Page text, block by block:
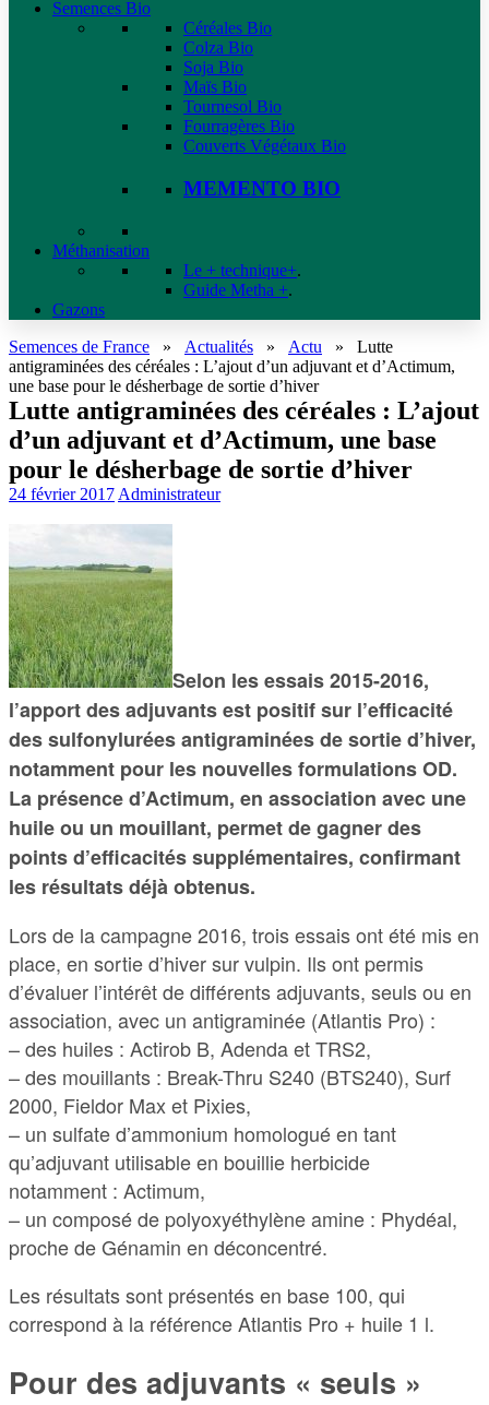
Semences Bio
Céréales Bio
Colza Bio
Soja Bio
Maïs Bio
Tournesol Bio
Fourragères Bio
Couverts Végétaux Bio
MEMENTO BIO
Méthanisation
Le + technique+.
Guide Metha +.
Gazons
Semences de France » Actualités » Actu » Lutte
antigraminées des céréales : L’ajout d’un adjuvant et d’Actimum,
une base pour le désherbage de sortie d’hiver
Lutte antigraminées des céréales : L’ajout
d’un adjuvant et d’Actimum, une base
pour le désherbage de sortie d’hiver
24 février 2017 Administrateur
Selon les essais 2015-2016,
l’apport des adjuvants est positif sur l’efficacité
des sulfonylurées antigraminées de sortie d’hiver,
notamment pour les nouvelles formulations OD.
La présence d’Actimum, en association avec une
huile ou un mouillant, permet de gagner des
points d’efficacités supplémentaires, confirmant
les résultats déjà obtenus.
Lors de la campagne 2016, trois essais ont été mis en
place, en sortie d’hiver sur vulpin. Ils ont permis
d’évaluer l’intérêt de différents adjuvants, seuls ou en
association, avec un antigraminée (Atlantis Pro) :
– des huiles : Actirob B, Adenda et TRS2,
– des mouillants : Break-Thru S240 (BTS240), Surf
2000, Fieldor Max et Pixies,
– un sulfate d’ammonium homologué en tant
qu’adjuvant utilisable en bouillie herbicide
notamment : Actimum,
– un composé de polyoxyéthylène amine : Phydéal,
proche de Génamin en déconcentré.
Les résultats sont présentés en base 100, qui
correspond à la référence Atlantis Pro + huile 1 l.
Pour des adjuvants « seuls »